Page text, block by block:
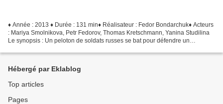
♦ Année : 2013 ♦ Durée : 131 min♦ Réalisateur : Fedor Bondarchuk♦ Acteurs
: Mariya Smolnikova, Petr Fedorov, Thomas Kretschmann, Yanina Studilina
Le synopsis : Un peloton de soldats russes se bat pour défendre un
Hébergé par Eklablog
Top articles
Pages